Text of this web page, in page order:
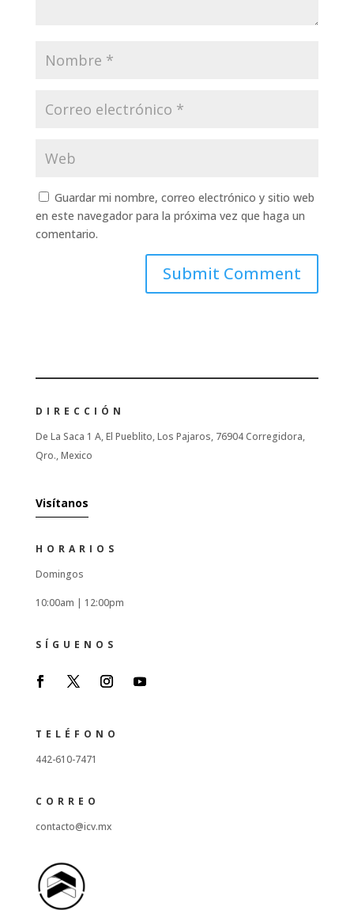
Guardar mi nombre, correo electrónico y sitio web
en este navegador para la próxima vez que haga un
comentario.
DIRECCIÓN
De La Saca 1 A, El Pueblito, Los Pajaros, 76904 Corregidora,
Qro., Mexico
Visítanos
HORARIOS
Domingos
10:00am | 12:00pm
SÍGUENOS
TELÉFONO
442-610-7471
CORREO
contacto@icv.mx